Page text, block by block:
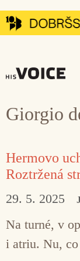
Přeskočit
na
Giorgio
Hermovo
Roztržená
29. 5. 2025
Na turné, v
i atriu. Nu,